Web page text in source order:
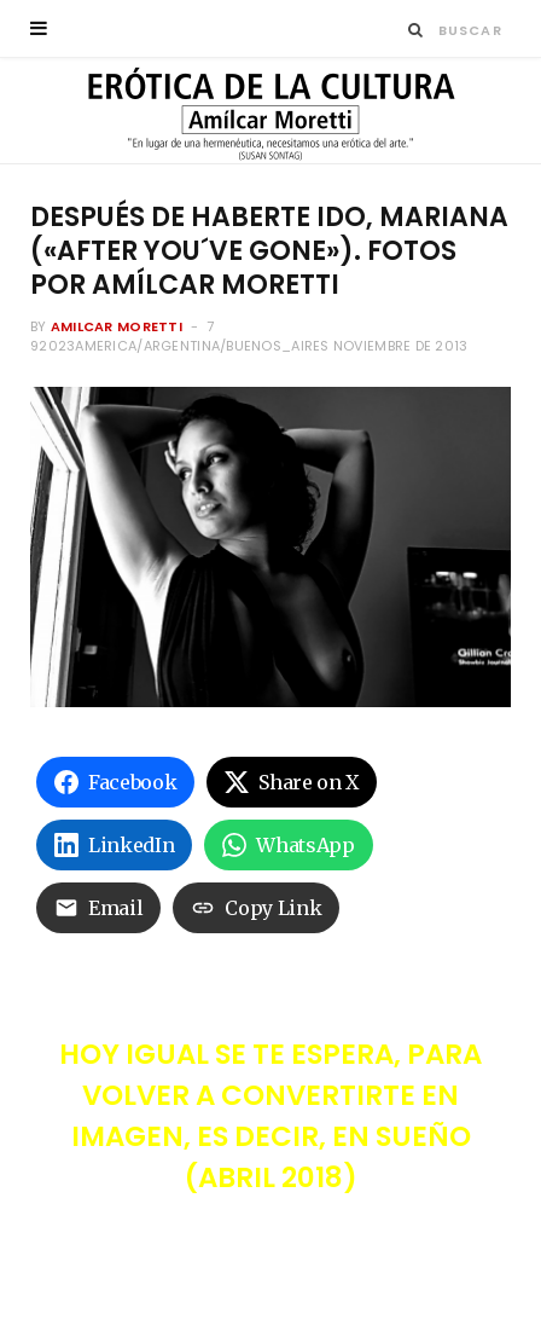
DESPUÉS DE HABERTE IDO, MARIANA
(«AFTER YOU´VE GONE»). FOTOS
POR AMÍLCAR MORETTI
BY AMILCAR MORETTI
7
92023AMERICA/ARGENTINA/BUENOS_AIRES NOVIEMBRE DE 2013
Facebook Share on X
LinkedIn WhatsApp
Email Copy Link
HOY IGUAL SE TE ESPERA, PARA
VOLVER A CONVERTIRTE EN
IMAGEN, ES DECIR, EN SUEÑO
(ABRIL 2018)